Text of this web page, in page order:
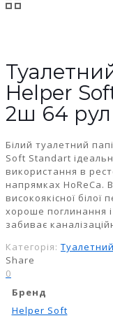
Helper
2ш 64 рул
Білий туалетний
Soft Standart
використання в
напрямках HoReCa.
високоякісної
хороше поглинання
забиває
Категорія:
Share
0
Бренд
Helper Soft